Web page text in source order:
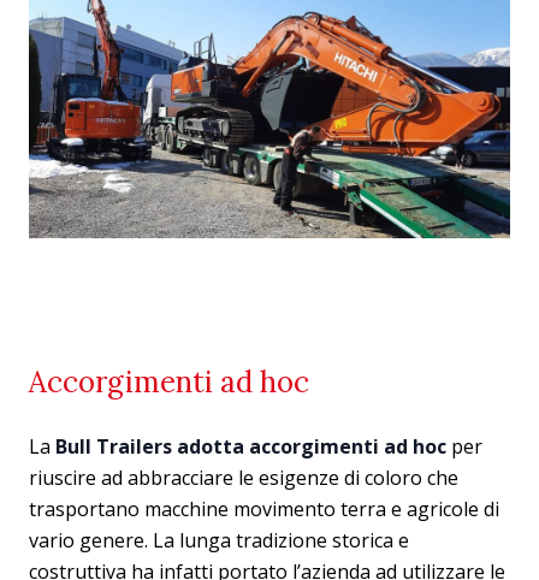
Accorgimenti ad hoc
La Bull Trailers adotta accorgimenti ad hoc per
riuscire ad abbracciare le esigenze di coloro che
trasportano macchine movimento terra e agricole di
vario genere. La lunga tradizione storica e
costruttiva ha infatti portato l’azienda ad utilizzare le